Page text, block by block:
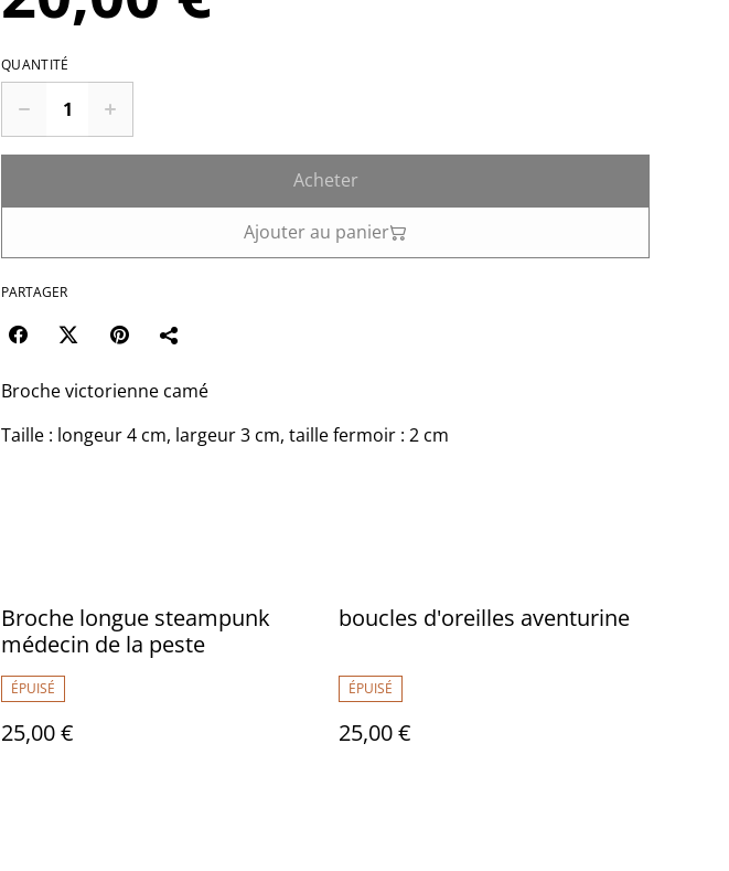
QUANTITÉ
Acheter
Ajouter au panier
PARTAGER
Broche victorienne camé
Taille : longeur 4 cm, largeur 3 cm, taille fermoir : 2 cm
Broche longue steampunk
médecin de la peste
ÉPUISÉ
25,00 €
boucles d'oreilles aventurine
ÉPUISÉ
25,00 €